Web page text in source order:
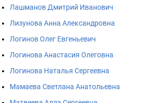
Лашманов Дмитрий Иванович
Лизунова Анна Александровна
Логинов Олег Евгеньевич
Логинова Анастасия Олеговна
Логинова Наталья Сергеевна
Мамаева Светлана Анатольевна